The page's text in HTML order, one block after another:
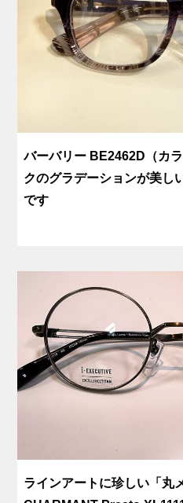
バーバリー BE2462D（カ
クのグラデーションが美し
です
ラインアートに珍しい「丸